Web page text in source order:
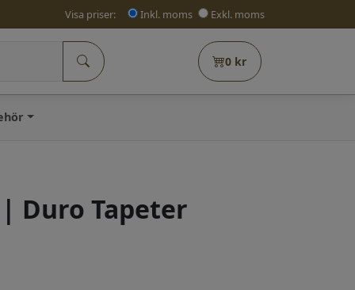
Visa priser: Inkl. moms Exkl. moms
0 kr
Duro Tapeter